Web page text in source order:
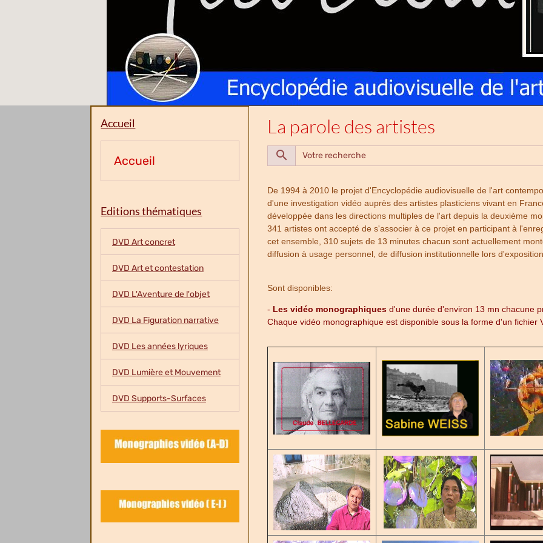
La parole des artistes
De 1994 à 2010 le projet d'Encyclopédie audiovisuelle de l'art
d'une investigation vidéo auprès des artistes plasticiens vivant en
développée dans les directions multiples de l'art depuis la deuxième
341 artistes ont accepté de s'associer à ce projet en participant à
cet ensemble, 310 sujets de 13 minutes chacun sont actuellement
diffusion à usage personnel, de diffusion institutionnelle lors
Sont disponibles:
- Les vidéo monographiques d'une durée d'environ 13 mn chacune
Chaque vidéo monographique est disponible sous la forme d'un fichier
Accueil
Accueil
Editions thématiques
DVD Art concret
DVD Art et contestation
DVD L'Aventure de l'objet
DVD La Figuration narrative
DVD Les années lyriques
DVD Lumière et Mouvement
DVD Supports-Surfaces